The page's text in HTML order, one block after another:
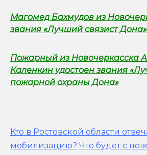
Магомед Бахмудов из
звания «Лучший связист Дона»
Пожарный из Новочеркасска
Каленкин удостоен звания
пожарной охраны Дона»
Кто в Ростовской области
мобилизацию? Что будет с